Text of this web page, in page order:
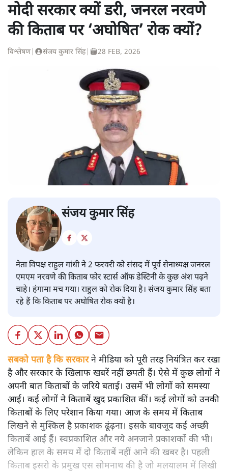
मोदी सरकार क्यों डरी, जनरल नरवणे
की किताब पर ‘अघोषित’ रोक क्यों?
विश्लेषण| संजय कुमार सिंह| 28 FEB, 2026
संजय कुमार सिंह
नेता विपक्ष राहुल गांधी ने 2 फरवरी को संसद में पूर्व सेनाध्यक्ष जनरल
एमएम नरवणे की किताब फोर स्टार्स ऑफ डेस्टिनी के कुछ अंश पढ़ने
चाहे। हंगामा मच गया। राहुल को रोक दिया है। संजय कुमार सिंह बता
रहे हैं कि किताब पर अघोषित रोक क्यों है।
सबको पता है कि सरकारने मीडिया को पूरी तरह नियंत्रित कर रखा
है और सरकार के खिलाफ खबरें नहीं छपती हैं। ऐसे में कुछ लोगों ने
अपनी बात किताबों के जरिये बताई। उसमें भी लोगों को समस्या
आई। कई लोगों ने किताबें खुद प्रकाशित कीं। कई लोगों को उनकी
किताबों के लिए परेशान किया गया। आज के समय में किताब
लिखने से मुश्किल है प्रकाशक ढूंढ़ना। इसके बावजूद कई अच्छी
किताबें आई हैं। स्वप्रकाशित और नये अनजाने प्रकाशकों की भी।
लेकिन हाल के समय में दो किताबें नहीं आने की खबर है। पहली
किताब इसरो के प्रमुख एस सोमनाथ की है जो मलयालम में लिखी